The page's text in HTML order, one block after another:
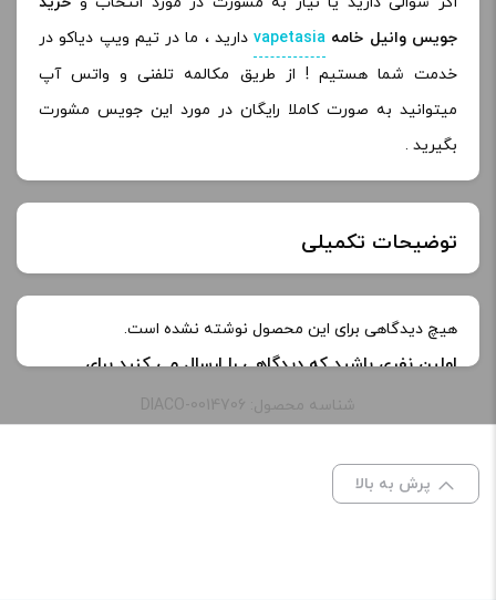
جویس وانیل خامه vapetasiaدارید ، ما در تیم ویپ دیاکو در
خدمت شما هستیم ! از طریق مکالمه تلفنی و واتس آپ
میتوانید به صورت کاملا رایگان در مورد این جویس مشورت
بگیرید .
توضیحات تکمیلی
طعم: vanilla killer kustard
هیچ دیدگاهی برای این محصول نوشته نشده است.
اولین نفری باشید که دیدگاهی را ارسال می کنید برای
“جوس وانیل خامه ویپتاسیا | vanilla killer kustard
نشانی ایمیل شما منتشر نخواهد شد.
علامت‌گذاری شده‌اند
شناسه محصول: DIACO-0014706
پرش به بالا